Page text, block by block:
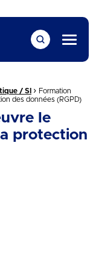
Menu
/ SI › Formation
des données (RGPD)
le
protection